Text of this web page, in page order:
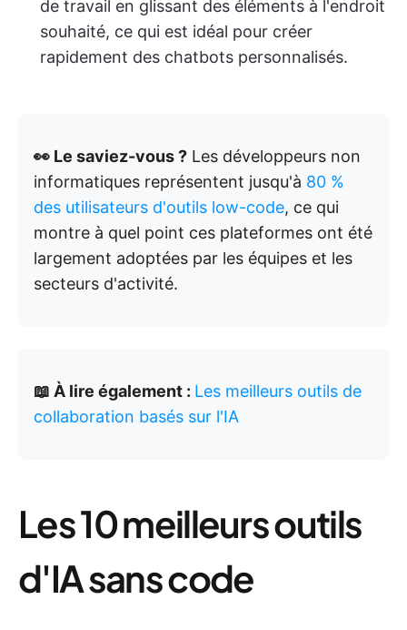
de travail en glissant des éléments à l'endroit
souhaité, ce qui est idéal pour créer
rapidement des chatbots personnalisés.
👀 Le saviez-vous ? Les développeurs non
informatiques représentent jusqu'à 80 %
des utilisateurs d'outils low-code, ce qui
montre à quel point ces plateformes ont été
largement adoptées par les équipes et les
secteurs d'activité.
📖 À lire également : Les meilleurs outils de
collaboration basés sur l'IA
Les 10 meilleurs outils
d'IA sans code